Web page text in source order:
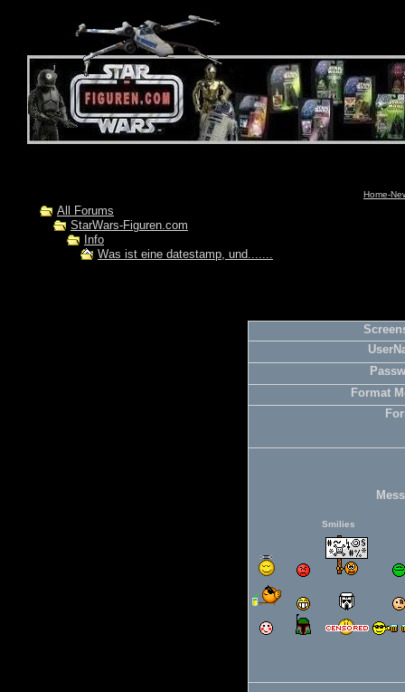
Home-
All Forums
StarWars-Figuren.com
Info
Was ist eine datestamp, und.......
Format
Smilies